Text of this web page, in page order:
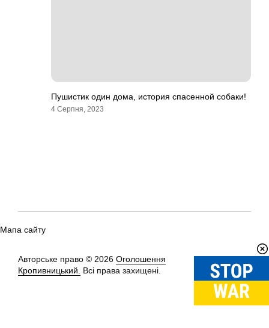
Пушистик один дома, история спасенной собаки!
4 Серпня, 2023
Мапа сайту
Авторське право © 2026 Оголошення
Кропивницький.
Всі права захищені.
Вгору↑